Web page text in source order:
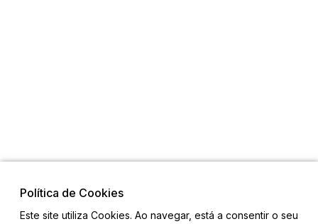
Política de Cookies
Este site utiliza Cookies. Ao navegar, está a consentir o seu